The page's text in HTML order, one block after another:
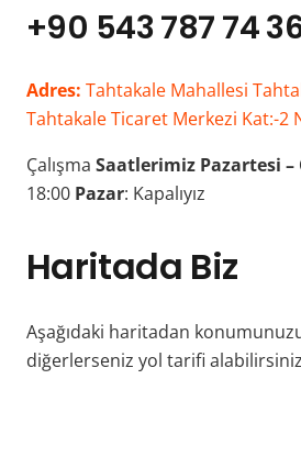
+90 543 787 74
Adres: Tahtakale Mahallesi
Tahtakale Ticaret Merkezi Kat:-2
Çalışma Saatlerimiz Pazartesi
18:00 Pazar: Kapalıyız
Haritada Biz
Aşağıdaki haritadan
diğerlerseniz yol tarifi